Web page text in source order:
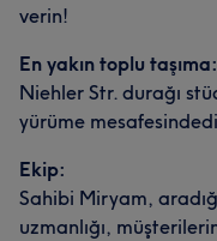
verin!
En yakın toplu taşıma:
Niehler Str. durağı
yürüme
Ekip:
Sahibi Miryam,
uzmanlığı,